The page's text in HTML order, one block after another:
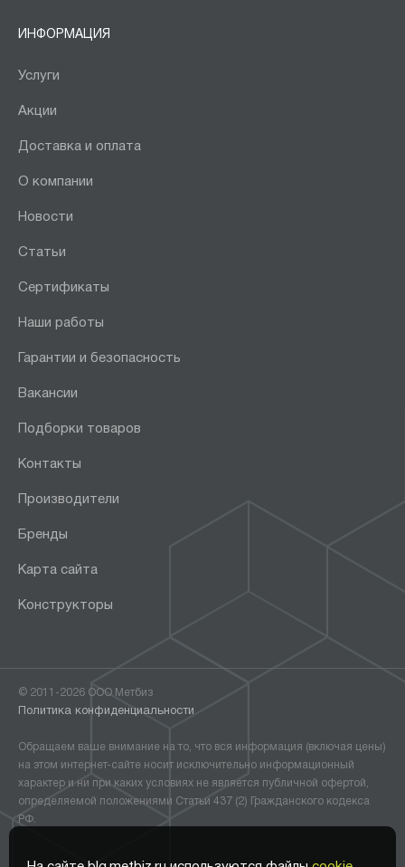
ИНФОРМАЦИЯ
Услуги
Акции
Доставка и оплата
О компании
Новости
Статьи
Сертификаты
Наши работы
Гарантии и безопасность
Вакансии
Подборки товаров
Контакты
Производители
Бренды
Карта сайта
Конструкторы
© 2011-2026 ООО Метбиз
Политика конфиденциальности
Обращаем ваше внимание на то, что вся информация (включая цены)
на этом интернет-сайте носит исключительно информационный
характер и ни при каких условиях не является публичной офертой,
определяемой положениями Статьи 437 (2) Гражданского кодекса
РФ.